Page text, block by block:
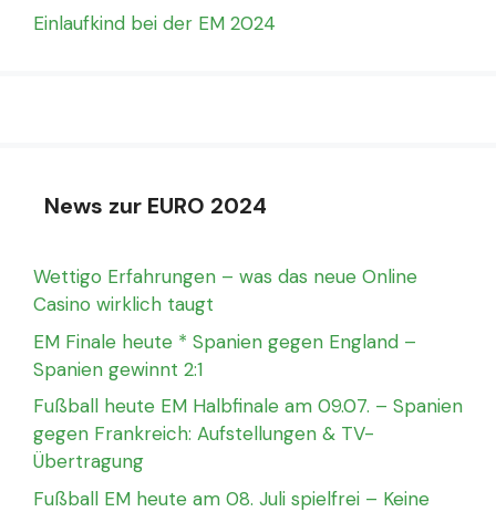
Einlaufkind bei der EM 2024
News zur EURO 2024
Wettigo Erfahrungen – was das neue Online
Casino wirklich taugt
EM Finale heute * Spanien gegen England –
Spanien gewinnt 2:1
Fußball heute EM Halbfinale am 09.07. – Spanien
gegen Frankreich: Aufstellungen & TV-
Übertragung
Fußball EM heute am 08. Juli spielfrei – Keine